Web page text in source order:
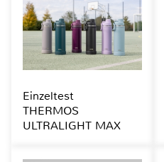
Einzeltest
THERMOS
ULTRALIGHT MAX